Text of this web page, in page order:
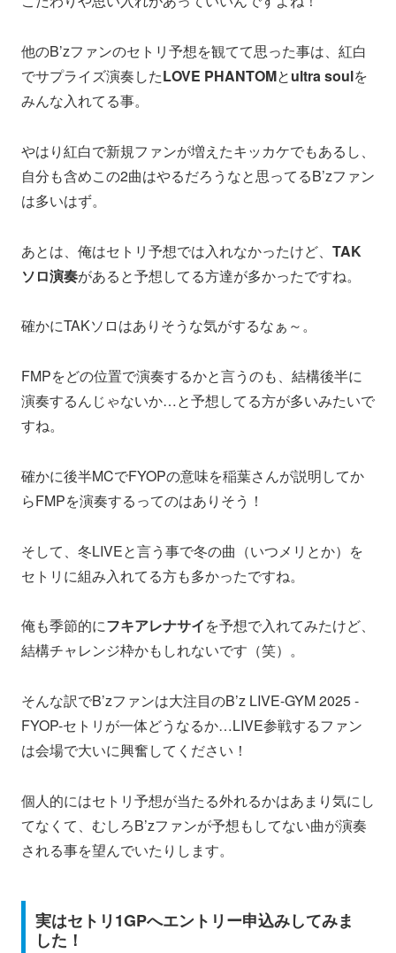
他のB’zファンのセトリ予想を観てて思った事は、紅白
でサプライズ演奏したLOVE PHANTOMとultra soulを
みんな入れてる事。
やはり紅白で新規ファンが増えたキッカケでもあるし、
自分も含めこの2曲はやるだろうなと思ってるB’zファン
は多いはず。
あとは、俺はセトリ予想では入れなかったけど、 TAK
ソロ演奏があると予想してる方達が多かったですね。
確かにTAKソロはありそうな気がするなぁ～。
FMPをどの位置で演奏するかと言うのも、結構後半に
演奏するんじゃないか…と予想してる方が多いみたいで
すね。
確かに後半MCでFYOPの意味を稲葉さんが説明してか
らFMPを演奏するってのはありそう！
そして、冬LIVEと言う事で冬の曲（いつメリとか）を
セトリに組み入れてる方も多かったですね。
俺も季節的にフキアレナサイを予想で入れてみたけど、
結構チャレンジ枠かもしれないです（笑）。
そんな訳でB’zファンは大注目のB’z LIVE-GYM 2025 -
FYOP-セトリが一体どうなるか…LIVE参戦するファン
は会場で大いに興奮してください！
個人的にはセトリ予想が当たる外れるかはあまり気にし
てなくて、むしろB’zファンが予想もしてない曲が演奏
される事を望んでいたりします。
実はセトリ1GPへエントリー申込みしてみま
した！